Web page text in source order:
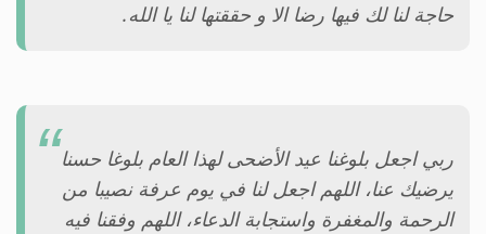
حاجة لنا لك فيها رضا الا و حققتها لنا يا الله.
ربي اجعل بلوغنا عيد الأضحى لهذا العام بلوغا حسنا
يرضيك عنا، اللهم اجعل لنا في يوم عرفة نصيبا من
الرحمة والمغفرة واستجابة الدعاء، اللهم وفقنا فيه